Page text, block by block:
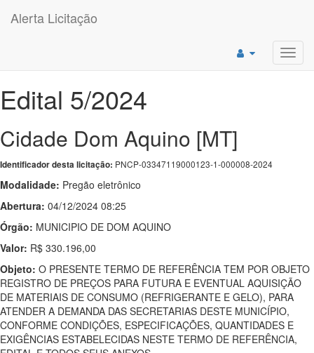
Alerta Licitação
Edital 5/2024
Cidade Dom Aquino [MT]
Identificador desta licitação: PNCP-03347119000123-1-000008-2024
Modalidade: Pregão eletrônico
Abertura: 04/12/2024 08:25
Órgão: MUNICIPIO DE DOM AQUINO
Valor: R$ 330.196,00
Objeto: O PRESENTE TERMO DE REFERÊNCIA TEM POR OBJETO
REGISTRO DE PREÇOS PARA FUTURA E EVENTUAL AQUISIÇÃO
DE MATERIAIS DE CONSUMO (REFRIGERANTE E GELO), PARA
ATENDER A DEMANDA DAS SECRETARIAS DESTE MUNICÍPIO,
CONFORME CONDIÇÕES, ESPECIFICAÇÕES, QUANTIDADES E
EXIGÊNCIAS ESTABELECIDAS NESTE TERMO DE REFERÊNCIA,